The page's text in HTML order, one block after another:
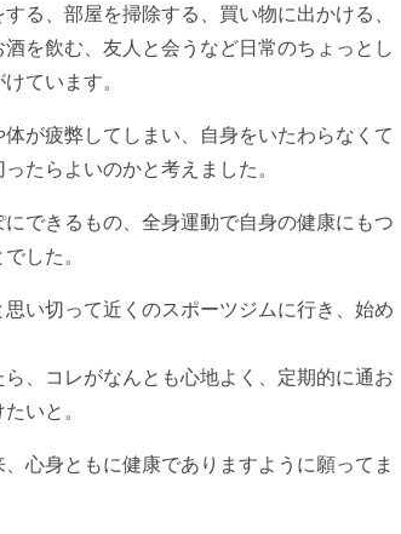
る、部屋を掃除する、買い物に出かける、
を飲む、友人と会うなど日常のちょっとし
ています。
が疲弊してしまい、自身をいたわらなくて
たらよいのかと考えました。
できるもの、全身運動で自身の健康にもつ
した。
い切って近くのスポーツジムに行き、始め
、コレがなんとも心地よく、定期的に通お
いと。
心身ともに健康でありますように願ってま